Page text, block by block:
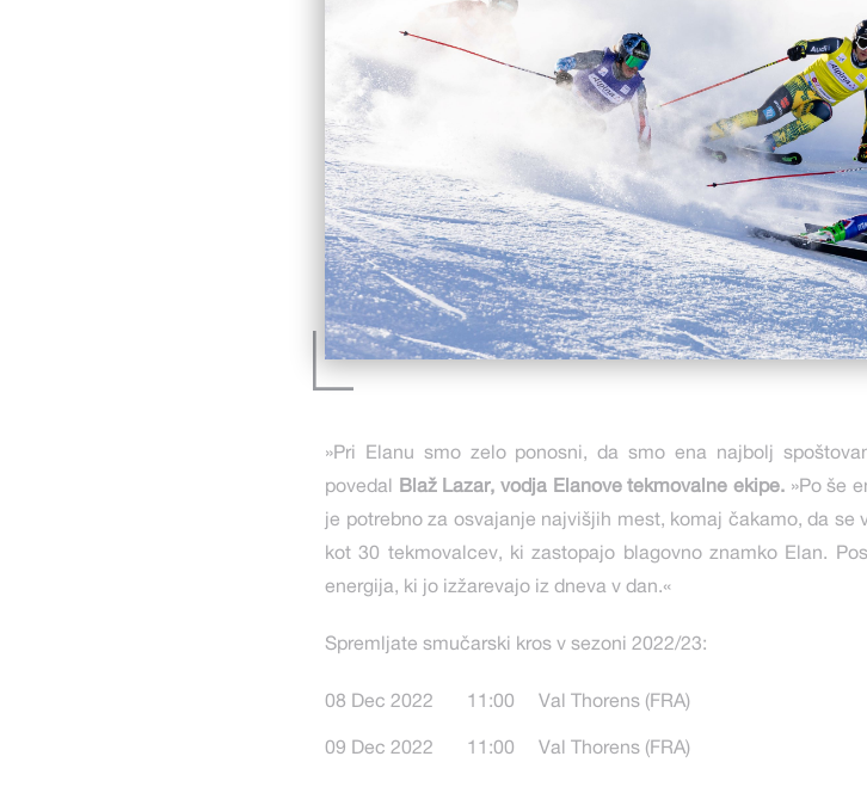
»Pri Elanu smo zelo ponosni, da smo ena najbolj
povedal Blaž Lazar, vodja Elanove tekmovalne ekipe. »Po še
je potrebno za osvajanje najvišjih mest, komaj čakamo, da se
kot 30 tekmovalcev, ki zastopajo blagovno znamko Elan.
energija, ki jo izžarevajo iz dneva v dan.«
Spremljate smučarski kros v sezoni 2022/23:
08 Dec 2022 11:00 Val Thorens (FRA)
09 Dec 2022 11:00 Val Thorens (FRA)